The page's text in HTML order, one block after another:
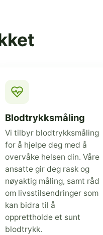
Blodtrykksmåling
Vi tilbyr blodtrykksmåling
for å hjelpe deg med å
overvåke helsen din. Våre
ansatte gir deg rask og
nøyaktig måling, samt råd
om livsstilsendringer som
kan bidra til å
opprettholde et sunt
blodtrykk.